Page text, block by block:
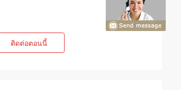
ติดต่อตอนนี้